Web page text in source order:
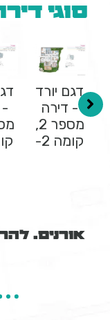
סוגי
דגם יורד
- דירה
מספר 2,
קומה 2-
-
אורנים.